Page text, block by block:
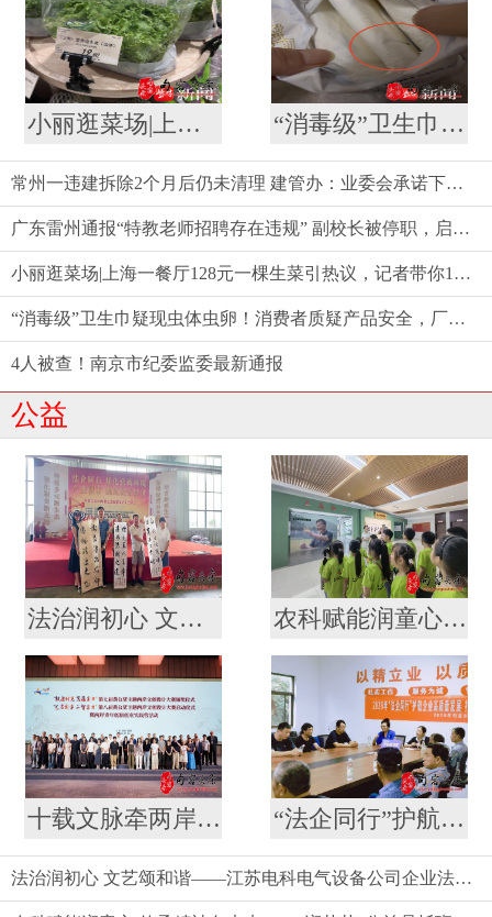
小丽逛菜场|上海一餐厅128元一棵生菜引热议，记者带你10元以内复刻同款沙拉 “消毒级”卫生巾疑现虫体虫卵！消费者质疑产品安全，厂家称需核验样品
常州一违建拆除2个月后仍未清理 建管办：业委会承诺下周一前清理结束
广东雷州通报“特教老师招聘存在违规” 副校长被停职，启动问责程序
小丽逛菜场|上海一餐厅128元一棵生菜引热议，记者带你10元以内复刻同款沙拉
“消毒级”卫生巾疑现虫体虫卵！消费者质疑产品安全，厂家称需核验样品
4人被查！南京市纪委监委最新通报
公益
法治润初心 文艺颂和谐——江苏电科电气设备公司企业法治文艺演出 农科赋能润童心 传承精神向未来——“润苗苗”公益暑托班走进镇江市农科院开展科普教育实践活动
十载文脉牵两岸 文创焕新启新程 --第七届黄公望主题两岸文创设计大赛结果揭晓 “法企同行”护航企业高质量发展 打造营商环境新生态
法治润初心 文艺颂和谐——江苏电科电气设备公司企业法治文艺演出